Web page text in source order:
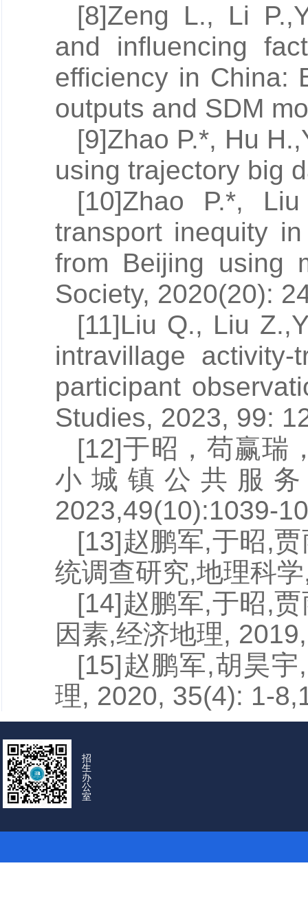
[8]Zeng L., Li P.,
and influencing
efficiency in China:
outputs and SDM
[9]Zhao P.*, Hu H.,
using trajectory big
[10]Zhao P.*,
transport inequity
from Beijing using
Society, 2020(20):
[11]Liu Q., Liu Z.,
intravillage
participant
Studies, 2023, 99:
[12]于昭 ，苟赢瑞
小城镇公共服
2023,49(10):1039-
[13]赵鹏军,于昭,
统调查研究,地理科
[14]赵鹏军,于昭,
因素,经济地理,
[15]赵鹏军,胡昊宇,
理, 2020, 35(4): 1-
招
生
办
公
室